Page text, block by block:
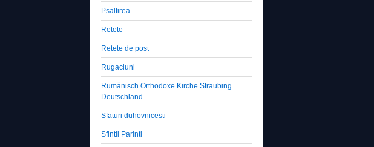
Psaltirea
Retete
Retete de post
Rugaciuni
Rumänisch Orthodoxe Kirche Straubing
Deutschland
Sfaturi duhovnicesti
Sfintii Parinti